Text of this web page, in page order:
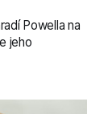
Powella na
jeho